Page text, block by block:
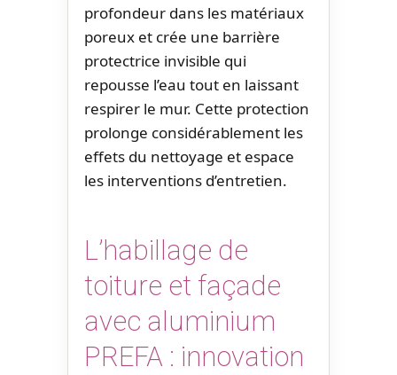
profondeur dans les matériaux
poreux et crée une barrière
protectrice invisible qui
repousse l’eau tout en laissant
respirer le mur. Cette protection
prolonge considérablement les
effets du nettoyage et espace
les interventions d’entretien.
L’habillage de
toiture et façade
avec aluminium
PREFA : innovation